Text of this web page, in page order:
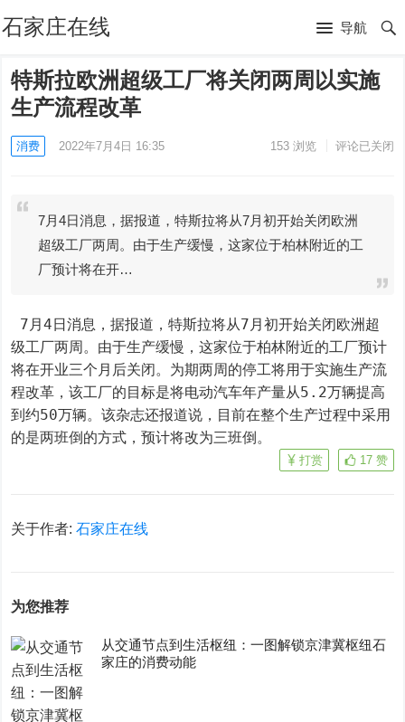
石家庄在线 导航
特斯拉欧洲超级工厂将关闭两周以实施
生产流程改革
消费 2022年7月4日 16:35 153浏览 评论已关闭
7月4日消息，据报道，特斯拉将从7月初开始关闭欧洲
超级工厂两周。由于生产缓慢，这家位于柏林附近的工
厂预计将在开…
级工厂两周。由于生产缓慢，这家位于柏林附近的工厂预计
将在开业三个月后关闭。为期两周的停工将用于实施生产流
程改革，该工厂的目标是将电动汽车年产量从5.2万辆提高
到约50万辆。该杂志还报道说，目前在整个生产过程中采用
的是两班倒的方式，预计将改为三班倒。
17 赞
打赏
关于作者:石家庄在线
为您推荐
从交通节点到生活枢纽：一图解锁京津冀枢纽石
家庄的消费动能